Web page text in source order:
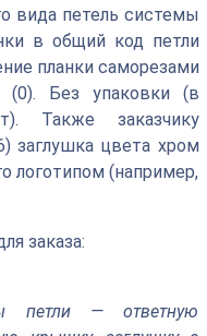
вида петель системы
в общий код петли
планки саморезами
(0). Без упаковки (в
Также заказчику
заглушка цвета хром
логотипом (например,
заказа:
петли — ответную